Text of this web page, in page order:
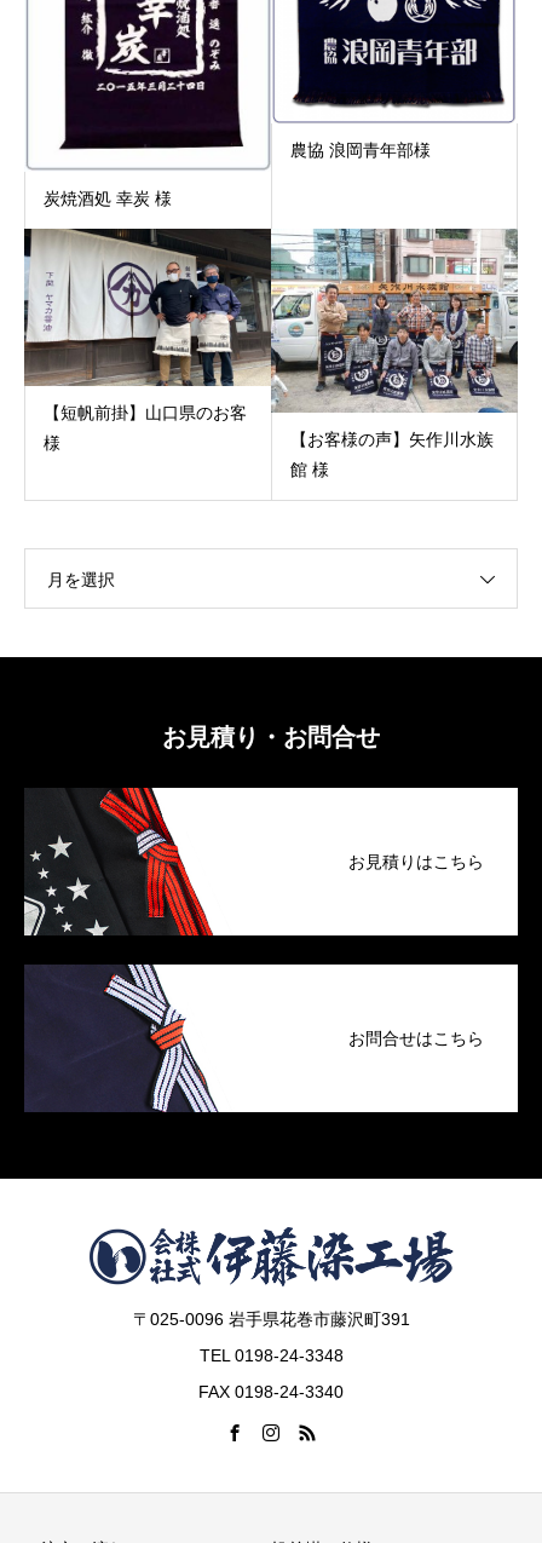
炭焼酒処 幸炭 様
農協 浪岡青年部様
【短帆前掛】山口県のお客
様
【お客様の声】矢作川水族
館 様
月を選択
お見積り・お問合せ
お見積りはこちら
お問合せはこちら
〒025-0096 岩手県花巻市藤沢町391
TEL 0198-24-3348
FAX 0198-24-3340